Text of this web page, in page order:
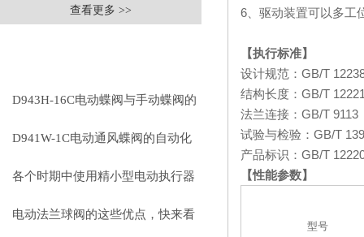
查看更多 >>
D943H-16C电动蝶阀与手动蝶阀的
比较
D941W-1C电动通风蝶阀的自动化
控制技术
各个时期中使用精小型电动执行器
出现的小状况
电动法兰球阀的这些优点，快来看
6 、驱动装置可以多工
【执行标准】
设计规范： GB/T
结构长度： GB/T
法兰连接： GB/T 9113
试验与检验： GB/T
产品标识： GB/T
【性能参数】
型号